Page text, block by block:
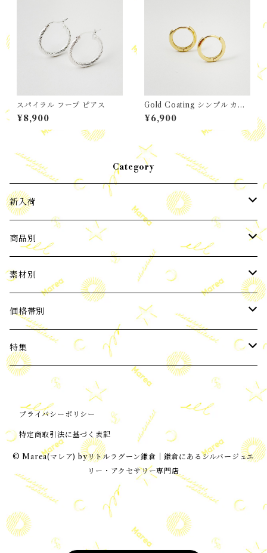
スパイラル フープ ピアス
¥8,900
Gold Coating シンプル カチ
ッと フープ ピアス
¥6,900
Category
新入荷
2024年3月新入荷
2024年4月新入荷
2024年5月新入荷
2024年6月新入荷
2024年7月新入荷
2024年8月新入荷
2024年9月新入荷
2024年10月新入荷
2024年11月新入荷
商品別
ピアス
イヤーカフ
ネックレス
ブレスレット
ノンホールピアス(イヤリング)
雑貨
トーリング
アンクレット
素材別
パール
バロックパール
天然石
ブルー系 天然石
ピンク・赤系天然石
オニキス、黒系天然石
アゲート
アマゾナイト
Silver925
Silver925+Gold Coating
K18 GOLD
価格帯別
3,000円以下
3,001～6,000円
6,001～10,000円
10,001円～
特集
ビーチコレクション
ORIGNAL
ORIGNAL
イヤリング加工可能アイテム
MOON and STAR
Message collection
プライバシーポリシー
特定商取引法に基づく表記
© Marea(マレア) byリトルラグーン鎌倉│鎌倉にあるシルバージュエ
リー・アクセサリー専門店